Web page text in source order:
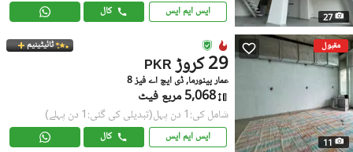
27 ایس ایم ایس کال
مقبول
11
ٹائیٹینیم
PKR 29 کروڑ
عمار پینورما, ڈی ایچ اے فیز 8
5,068 مربع فیٹ
شامل کی:1 دن پہل (تبدیلی کی گئی:1 دن پہلے)
ایس ایم ایس کال